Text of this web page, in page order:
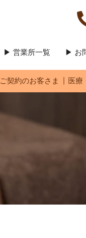
▶ 営業所一覧 ▶ お
ご契約のお客さま 医療